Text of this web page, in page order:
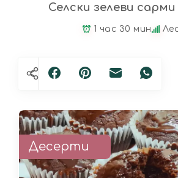
Селски зелеви
1 час 30 мин
Десерти